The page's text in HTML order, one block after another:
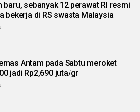
baru, sebanyak 12 perawat RI resmi
bekerja di RS swasta Malaysia
Antam pada Sabtu meroket
jadi Rp2,690 juta/gr